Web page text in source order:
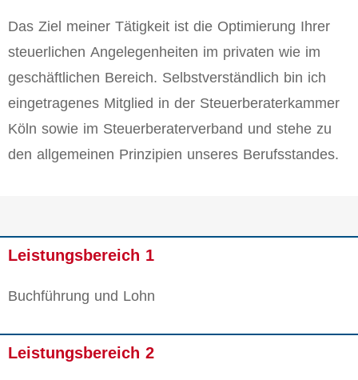
Das Ziel meiner Tätigkeit ist die Optimierung Ihrer
steuerlichen Angelegenheiten im privaten wie im
geschäftlichen Bereich. Selbstverständlich bin ich
eingetragenes Mitglied in der Steuerberaterkammer
Köln sowie im Steuerberaterverband und stehe zu
den allgemeinen Prinzipien unseres Berufsstandes.
Leistungsbereich 1
Buchführung und Lohn
Leistungsbereich 2